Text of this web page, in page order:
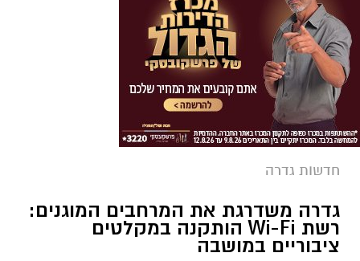
חדשות גדרה
גדרה משדרגת את המרחבים המוגנים:
רשת Wi-Fi הותקנה במקלטים
ציבוריים במושבה